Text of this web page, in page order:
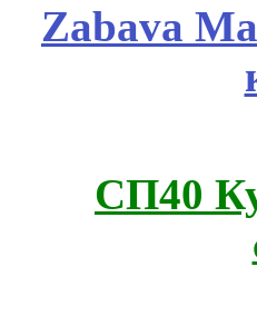
Zabava
СП40